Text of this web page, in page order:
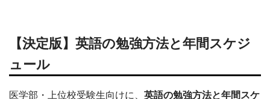
【決定版】英語の勉強方法と年間スケジ
ュール
医学部・上位校受験生向けに、 英語の勉強方法と年間スケ